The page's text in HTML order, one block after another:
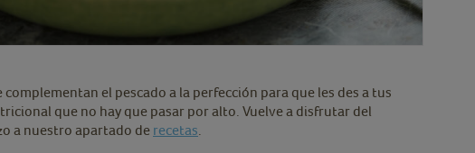
el pescado a la perfección para que les des a tus
que no hay que pasar por alto. Vuelve a disfrutar del
a nuestro apartado de recetas